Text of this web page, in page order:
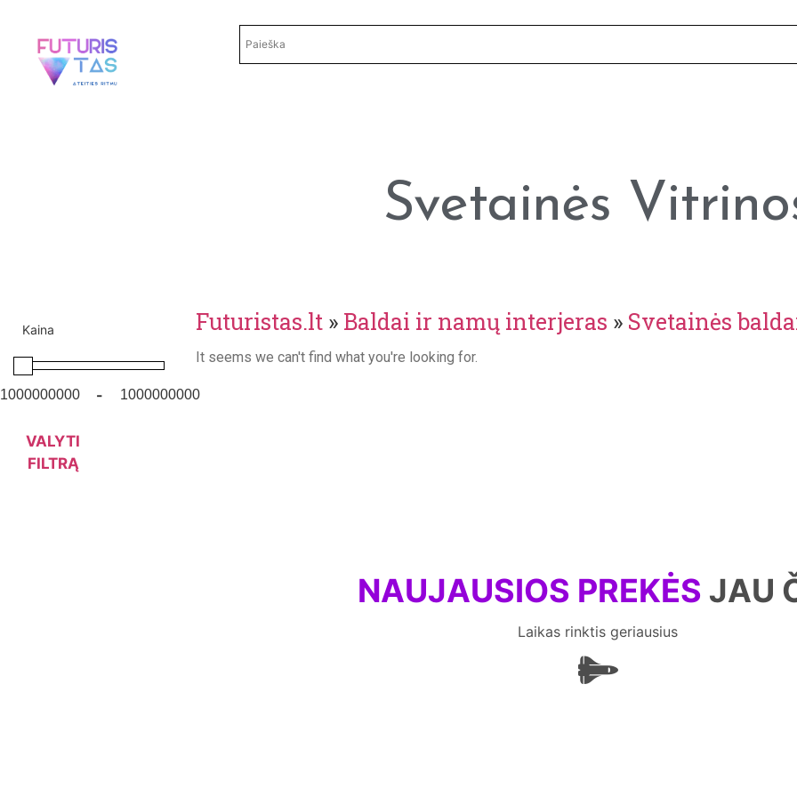
Svetainės
Kaina
-
VALYTI
FILTRĄ
Futuristas.lt » Baldai ir namų interjeras » Svetainės
It seems we can't find what you're looking for.
NAUJAUSIOS PREKĖS JAU
Laikas rinktis geriausius